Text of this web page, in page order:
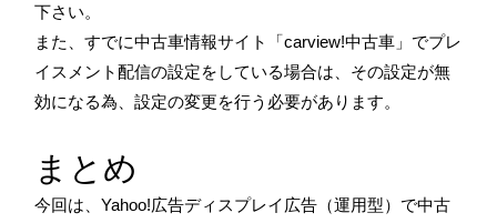
下さい。
また、すでに中古車情報サイト「carview!中古車」でプレ
イスメント配信の設定をしている場合は、その設定が無
効になる為、設定の変更を行う必要があります。
まとめ
今回は、 Yahoo!広告ディスプレイ広告（運用型）で中古